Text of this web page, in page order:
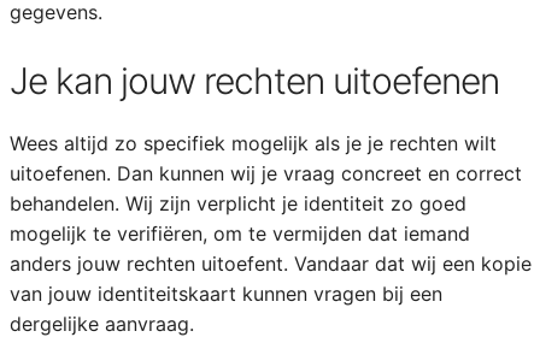
gegevens.
Je kan jouw rechten uitoefenen
Wees altijd zo specifiek mogelijk als je je rechten wilt
uitoefenen. Dan kunnen wij je vraag concreet en correct
behandelen. Wij zijn verplicht je identiteit zo goed
mogelijk te verifiëren, om te vermijden dat iemand
anders jouw rechten uitoefent. Vandaar dat wij een kopie
van jouw identiteitskaart kunnen vragen bij een
dergelijke aanvraag.